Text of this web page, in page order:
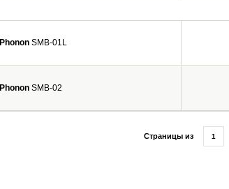
Phonon SMB-01L
Phonon SMB-02
Страницы из 1